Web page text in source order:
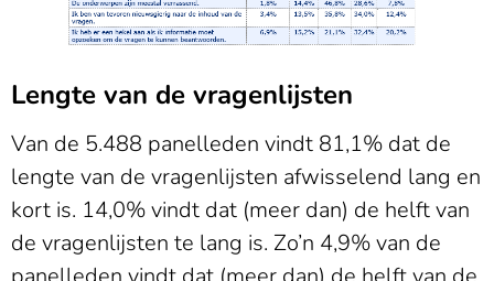
Lengte van de vragenlijsten
Van de 5.488 panelleden vindt 81,1% dat de
lengte van de vragenlijsten afwisselend lang en
kort is. 14,0% vindt dat (meer dan) de helft van
de vragenlijsten te lang is. Zo’n 4,9% van de